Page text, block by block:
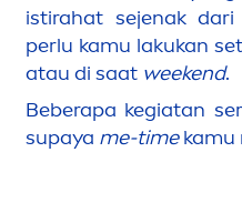
istirahat sejenak
perlu kamu lakukan
atau di saat weekend.
Beberapa kegiatan
supaya me-timekamu